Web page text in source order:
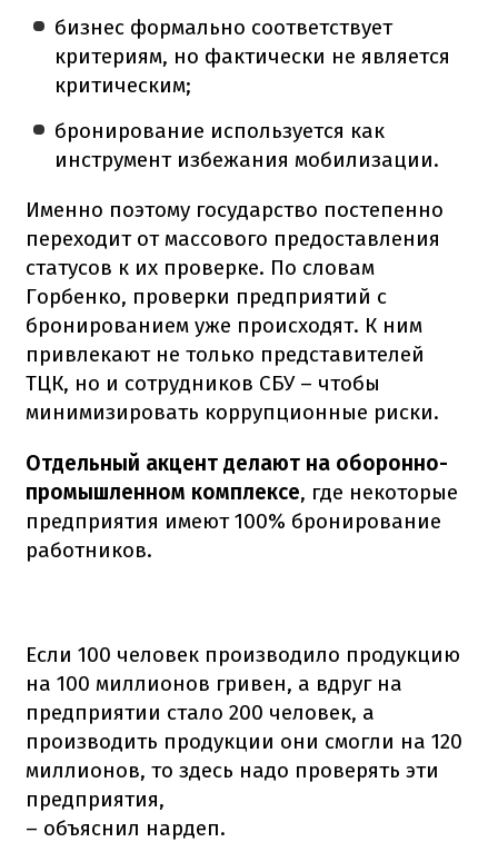
бизнес формально соответствует
критериям, но фактически не является
критическим;
бронирование используется как
инструмент избежания мобилизации.
Именно поэтому государство постепенно
переходит от массового предоставления
статусов к их проверке. По словам
Горбенко, проверки предприятий с
бронированием уже происходят. К ним
привлекают не только представителей
ТЦК, но и сотрудников СБУ – чтобы
минимизировать коррупционные риски.
Отдельный акцент делают на оборонно-
промышленном комплексе, где некоторые
предприятия имеют 100% бронирование
работников.
Если 100 человек производило продукцию
на 100 миллионов гривен, а вдруг на
предприятии стало 200 человек, а
производить продукции они смогли на 120
миллионов, то здесь надо проверять эти
предприятия,
– объяснил нардеп.